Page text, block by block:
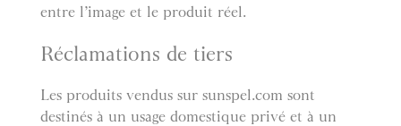
entre l’image et le produit réel.
Réclamations de tiers
Les produits vendus sur sunspel.com sont
destinés à un usage domestique privé et à un